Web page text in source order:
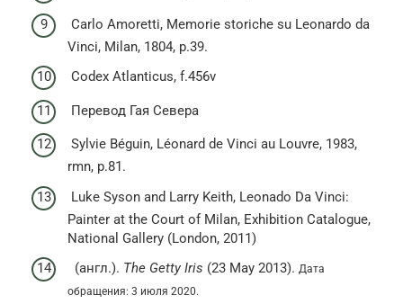
Carlo Amoretti, Memorie storiche su Leonardo da
Vinci, Milan, 1804, p.39.
Codex Atlanticus, f.456v
Перевод Гая Севера
Sylvie Béguin, Léonard de Vinci au Louvre, 1983,
rmn, p.81.
Luke Syson and Larry Keith, Leonado Da Vinci:
Painter at the Court of Milan, Exhibition Catalogue,
National Gallery (London, 2011)
(англ.). The Getty Iris (23 May 2013). Дата
обращения: 3 июля 2020.